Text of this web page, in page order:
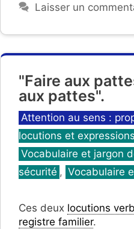
Laisser un
"Faire aux
aux pattes".
Catégories
Attention au sens :
locutions et
Vocabulaire et jargon
sécurité , Vocabulaire
Ces deux locutions
registre familier.